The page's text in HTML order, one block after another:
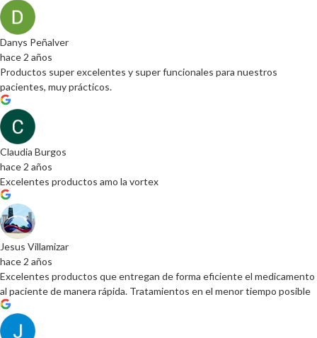
Danys Peñalver
hace 2 años
Productos super excelentes y super funcionales para nuestros
pacientes, muy prácticos.
Claudia Burgos
hace 2 años
Excelentes productos amo la vortex
Jesus Villamizar
hace 2 años
Excelentes productos que entregan de forma eficiente el medicamento
al paciente de manera rápida. Tratamientos en el menor tiempo posible